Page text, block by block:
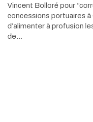
Vincent Bolloré pour
concessions portuaires à
d’alimenter à profusion
de…